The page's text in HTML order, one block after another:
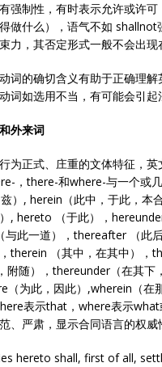
强制性，有时表示允许或许
做什么），语气不如
力，其否定形式一般不会出现
词的确切含义有助于正确理
词如选用不当，有可能会引起
外来词
为正式、庄重的文体特征，
，there-和where-与一个或
）, herein（此中，于此，
, hereto （于此），
与此一道），thereafter （此
，therein （其中，在其中）
附随），thereunder（在其下
（为此，因此）,wherein（在
表示that，where表示
、严肃，显示合同语言的权威
hereto shall, first of all,